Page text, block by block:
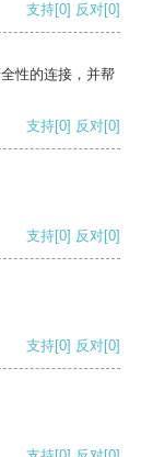
支持[0] 反对[0]
性的连接，并帮
支持[0] 反对[0]
支持[0] 反对[0]
支持[0] 反对[0]